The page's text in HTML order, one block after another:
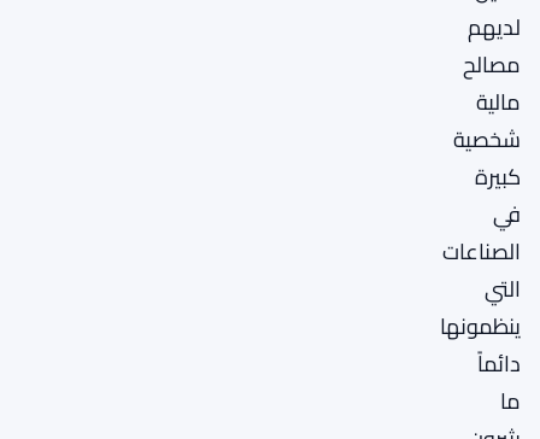
لديهم
مصالح
مالية
شخصية
كبيرة
في
الصناعات
التي
ينظمونها
دائماً
ما